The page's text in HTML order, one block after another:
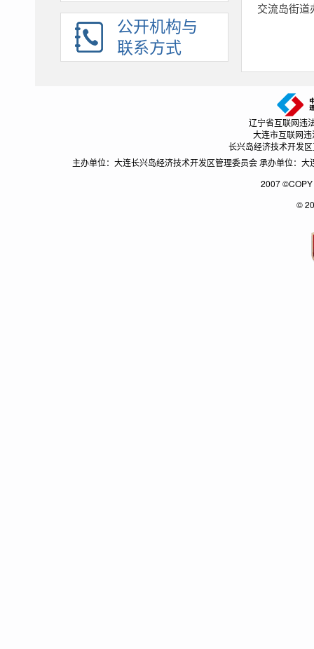
公开机构与
联系方式
交流岛街道
辽宁省互联网违
大连市互联网
长兴岛经济技术开发
主办单位：大连长兴岛经济技术开发区管理委员会 承办单位：
2007 ©COPY
©